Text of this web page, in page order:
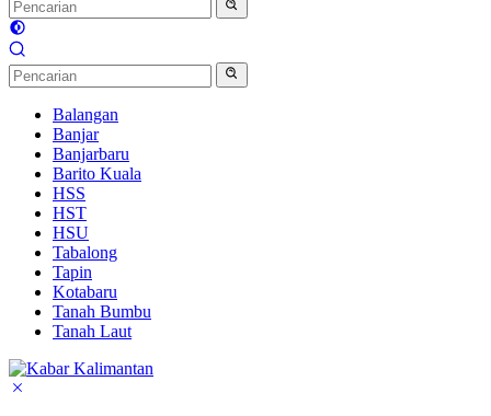
Balangan
Banjar
Banjarbaru
Barito Kuala
HSS
HST
HSU
Tabalong
Tapin
Kotabaru
Tanah Bumbu
Tanah Laut